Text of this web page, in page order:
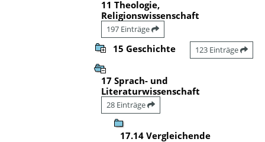
11 Theologie,
Religionswissenschaft
197 Einträge
15 Geschichte 123 Einträge
17 Sprach- und
Literaturwissenschaft
28 Einträge
17.14 Vergleichende